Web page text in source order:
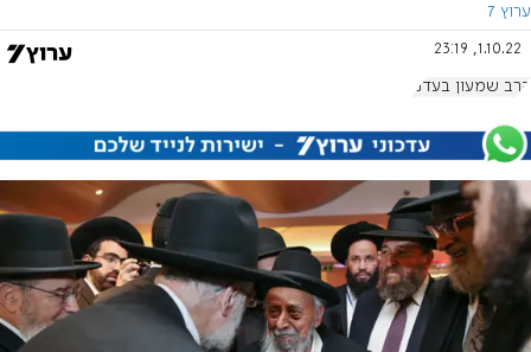
ערוץ 7
1.10.22, 23:19
הרב שמעון בעדני